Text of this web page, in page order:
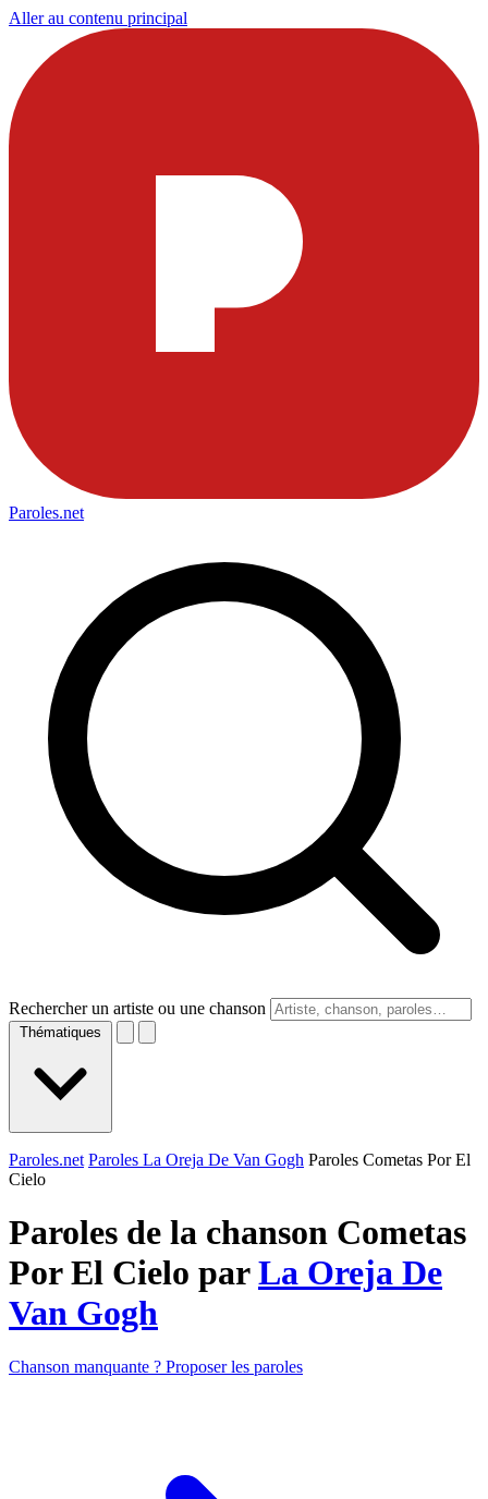
Aller au contenu principal
Paroles.net
Rechercher un artiste ou une chanson
Thématiques
Paroles.net Paroles La Oreja De Van Gogh Paroles Cometas Por El
Cielo
Paroles de la chanson Cometas
Por El Cielo parLa Oreja De
Van Gogh
Chanson manquante ? Proposer les paroles